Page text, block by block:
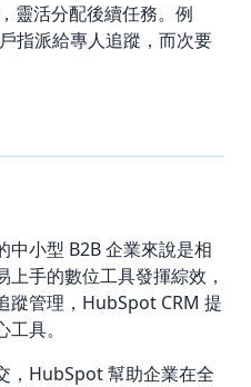
靈活分配後續任務。例
指派給專人追蹤，而次要
中小型 B2B 企業來說是相
手的數位工具發揮綜效，
蹤管理，HubSpot CRM 提
具。
，HubSpot 幫助企業在全